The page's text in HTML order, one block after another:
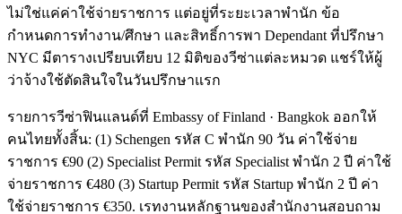
ไม่ใช่แค่ค่าใช้จ่ายราชการ แต่อยู่ที่ระยะเวลาพำนัก ข้อ
กำหนดการทำงาน/ศึกษา และสิทธิ์การพา Dependant ที่ปรึกษา
NYC มีตารางเปรียบเทียบ 12 มิติของวีซ่าแต่ละหมวด แชร์ให้ผู้
ว่าจ้างใช้ตัดสินใจในวันปรึกษาแรก
รายการวีซ่าฟินแลนด์ที่ Embassy of Finland · Bangkok ออกให้
คนไทยทั้งสิ้น: (1) Schengen รหัส C พำนัก 90 วัน ค่าใช้จ่าย
ราชการ €90 (2) Specialist Permit รหัส Specialist พำนัก 2 ปี ค่าใช้
จ่ายราชการ €480 (3) Startup Permit รหัส Startup พำนัก 2 ปี ค่า
ใช้จ่ายราชการ €350. เรทงานหลักฐานของสำนักงานสอบถาม